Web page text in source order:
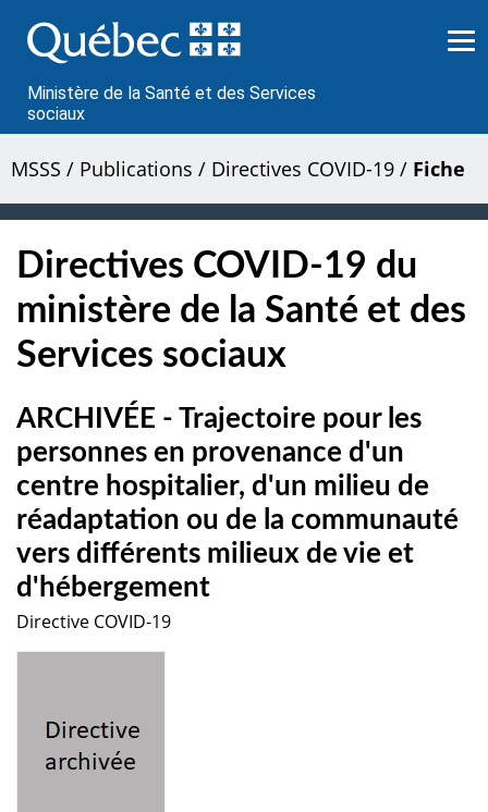
au
contenu
Ministère de la Santé et des Services
sociaux
MSSS / Publications / Directives COVID-19 / Fiche
Directives COVID-19 du
ministère de la Santé et des
Services sociaux
ARCHIVÉE - Trajectoire pour les
personnes en provenance d'un
centre hospitalier, d'un milieu de
réadaptation ou de la communauté
vers différents milieux de vie et
d'hébergement
Directive COVID-19